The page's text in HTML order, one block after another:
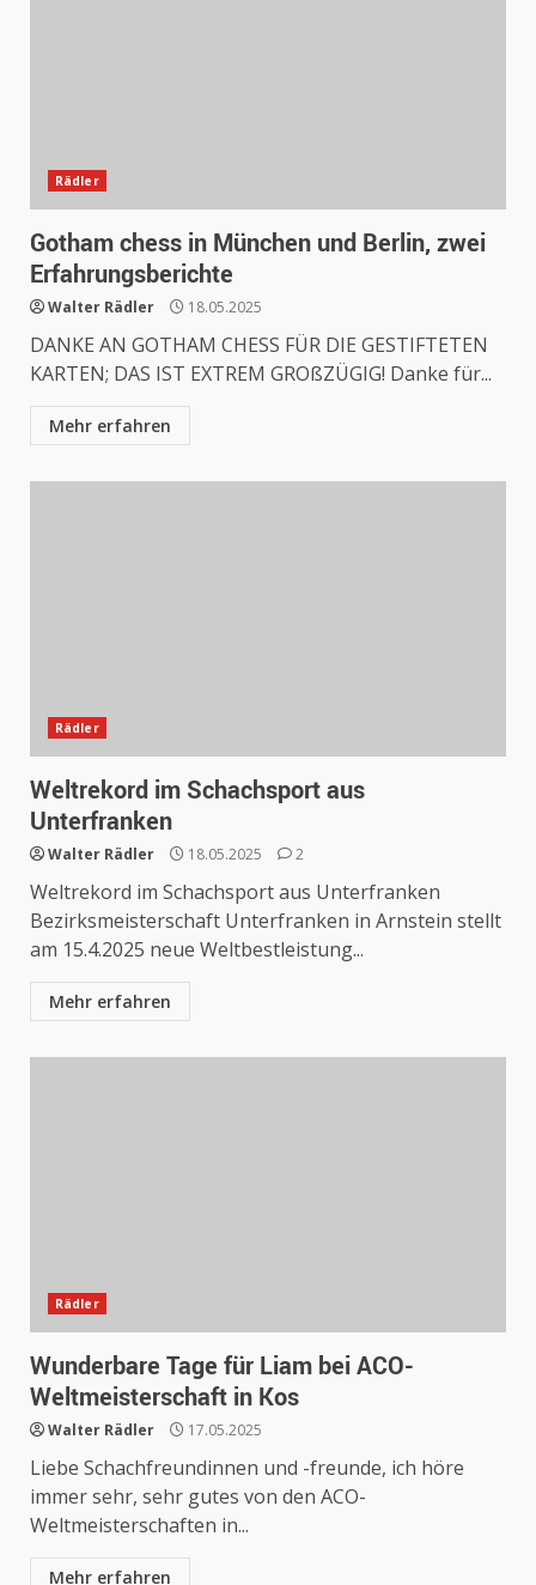
Rädler
Gotham chess in München und Berlin, zwei
Erfahrungsberichte
Walter Rädler 18.05.2025
DANKE AN GOTHAM CHESS FÜR DIE GESTIFTETEN
KARTEN; DAS IST EXTREM GROßZÜGIG! Danke für...
Mehr erfahren
Rädler
Weltrekord im Schachsport aus
Unterfranken
Walter Rädler 18.05.2025 2
Weltrekord im Schachsport aus Unterfranken
Bezirksmeisterschaft Unterfranken in Arnstein stellt
am 15.4.2025 neue Weltbestleistung...
Mehr erfahren
Rädler
Wunderbare Tage für Liam bei ACO-
Weltmeisterschaft in Kos
Walter Rädler 17.05.2025
Liebe Schachfreundinnen und -freunde, ich höre
immer sehr, sehr gutes von den ACO-
Weltmeisterschaften in...
Mehr erfahren